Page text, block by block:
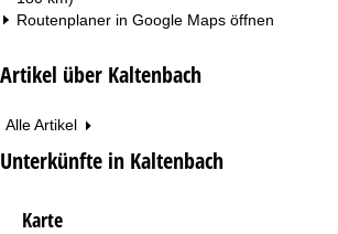
Routenplaner in Google Maps öffnen
Artikel über Kaltenbach
Alle Artikel
Unterkünfte in Kaltenbach
Karte